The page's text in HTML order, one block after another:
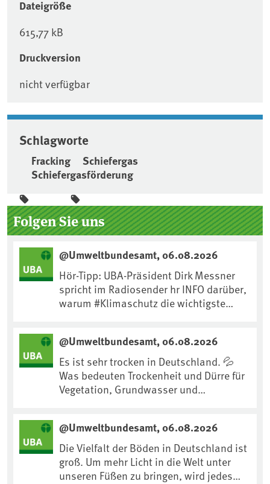
Dateigröße
615,77 kB
Druckversion
nicht verfügbar
Schlagworte
Fracking
Schiefergas
Schiefergasförderung
Seitenleiste
Folgen Sie uns
@Umweltbundesamt, 06.08.2026
Hör-Tipp: UBA-Präsident Dirk Messner
spricht im Radiosender hr INFO darüber,
warum #Klimaschutz die wichtigste
https://www.ardsounds.de/episode/urn
:ard:episode:0e7cf1c4b819c26d/
@Umweltbundesamt, 06.08.2026
Es ist sehr trocken in Deutschland. 💦
Was bedeuten Trockenheit und Dürre für
Vegetation, Grundwasser und
anpassen?🤔Antworten auf diese und
weitere Fragen auf unserer Webseite:
www.uba.de/trockenheit #Trockenheit
#Klimawandel
@Umweltbundesamt, 06.08.2026
Die Vielfalt der Böden in Deutschland ist
groß. Um mehr Licht in die Welt unter
unseren Füßen zu bringen, wird jedes